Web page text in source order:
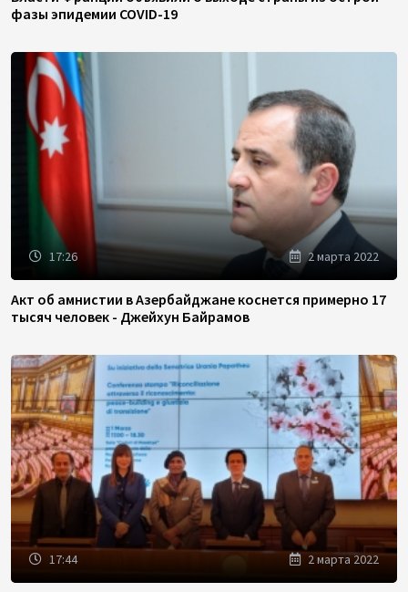
фазы эпидемии COVID-19
17:26 2 марта 2022
Акт об амнистии в Азербайджане коснется примерно 17
тысяч человек - Джейхун Байрамов
17:44 2 марта 2022